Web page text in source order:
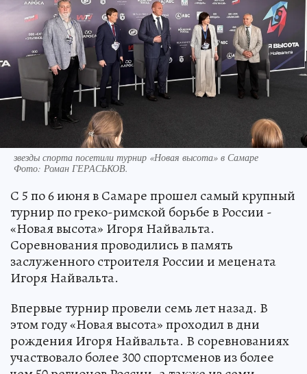
звезды спорта посетили турнир «Новая высота» в Самаре
Фото: Роман ГЕРАСЬКОВ.
С 5 по 6 июня в Самаре прошел самый крупный
турнир по греко-римской борьбе в России -
«Новая высота» Игоря Найвальта.
Соревнования проводились в память
заслуженного строителя России и мецената
Игоря Найвальта.
Впервые турнир провели семь лет назад. В
этом году «Новая высота» проходил в дни
рождения Игоря Найвальта. В соревнованиях
участвовало более 300 спортсменов из более